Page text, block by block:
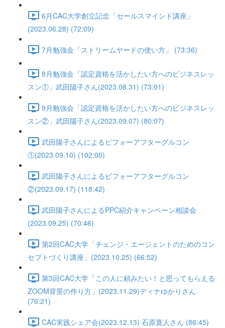
6月CAC大学創立記念「セールスマインド講座」
(2023.06.28) (72:09)
7月勉強会「ストリームヤードの使い方」 (73:36)
8月勉強会「認定資格を活かしたい方へのビジネスレッ
スン①」武田陽子さん(2023.08.31) (73:01)
9月勉強会「認定資格を活かしたい方へのビジネスレッ
スン②」武田陽子さん(2023.09.07) (80:07)
武田陽子さんによるビフォーアフターグルコン
①(2023.09.10) (102:00)
武田陽子さんによるビフォーアフターグルコン
②(2023.09.17) (118:42)
武田陽子さんによるPPC紹介キャンペーン相談会
(2023.09.25) (70:46)
第2回CAC大学「チェンジ・エージェントのためのコン
セプトづくり講座」(2023.10.25) (66:52)
第3回CAC大学「この人に頼みたい！と思ってもらえる
ZOOM背景の作り方」(2023.11.29)ディナゆかりさん
(76:21)
CAC実践シェア会(2023.12.13) 石原寛人さん (86:45)